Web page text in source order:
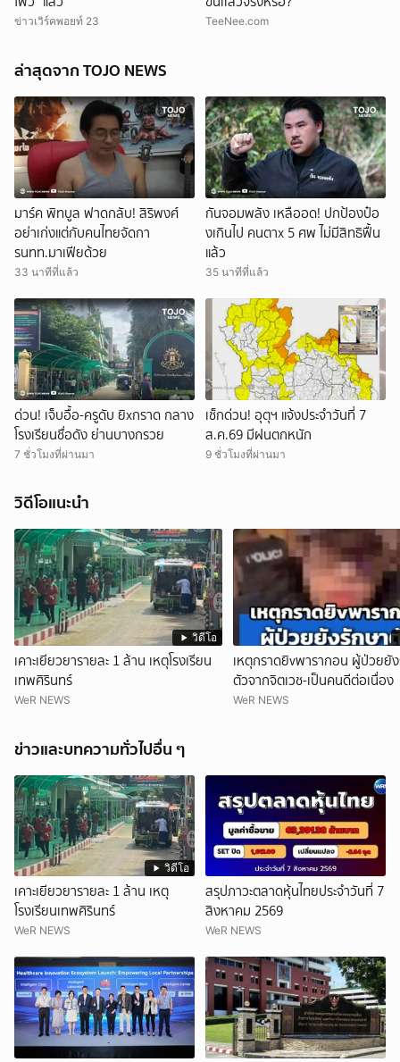
ข่าวเวิร์คพอยท์ 23 TeeNee.com
ล่าสุดจาก TOJO NEWS
มาร์ค พิทบูล ฟาดกลับ! สิริพงศ์
อย่าเก่งแต่กับคนไทยจัดกา
รนทท.มาเฟียด้วย
33 นาทีที่แล้ว
กันจอมพลัง เหลืออด! ปกป้องป๋อ
งเกินไป คนตาx 5 ศพ ไม่มีสิทธิฟื้น
แล้ว
35 นาทีที่แล้ว
ด่วน! เจ็บอื้อ-ครูดับ ยิxกราด กลาง
โรงเรียนชื่อดัง ย่านบางกรวย
7 ชั่วโมงที่ผ่านมา
เช็กด่วน! อุตุฯ แจ้งประจำวันที่ 7
ส.ค.69 มีฝนตกหนัก
9 ชั่วโมงที่ผ่านมา
วิดีโอแนะนำ
วิดีโอ
เคาะเยียวยารายละ 1 ล้าน เหตุโรงเรียน
เทพศิรินทร์
WeR NEWS
เหตุกราดยิvพารากอน ผู้ป่วยยั
ตัวจากจิตเวช-เป็นคนดีต่อเนื่อง
WeR NEWS
ข่าวและบทความทั่วไปอื่น ๆ
วิดีโอ
เคาะเยียวยารายละ 1 ล้าน เหตุ
โรงเรียนเทพศิรินทร์
WeR NEWS
สรุปภาวะตลาดหุ้นไทยประจำวันที่ 7
สิงหาคม 2569
WeR NEWS